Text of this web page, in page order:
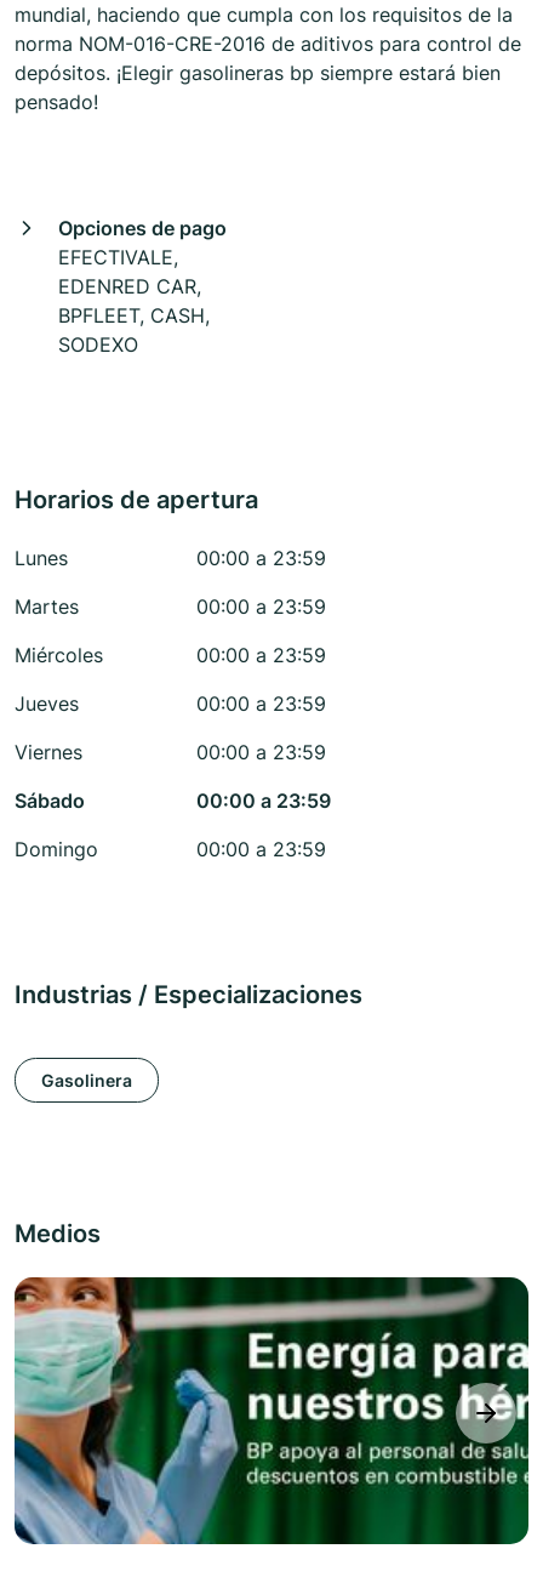
mundial, haciendo que cumpla con los requisitos de la
norma NOM-016-CRE-2016 de aditivos para control de
depósitos. ¡Elegir gasolineras bp siempre estará bien
pensado!
Opciones de pago
EFECTIVALE,
EDENRED CAR,
BPFLEET, CASH,
SODEXO
Horarios de apertura
Lunes
00:00 a 23:59
Martes
00:00 a 23:59
Miércoles
00:00 a 23:59
Jueves
00:00 a 23:59
Viernes
00:00 a 23:59
Sábado
00:00 a 23:59
Domingo
00:00 a 23:59
Industrias / Especializaciones
Gasolinera
Medios
next